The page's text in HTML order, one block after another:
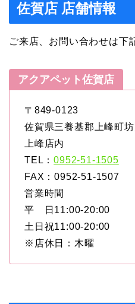
佐賀店 店舗情報
ご来店、お問い合わせは下
アクアペット佐賀店
〒849-0123
佐賀県三養基郡上峰町
上峰店内
TEL：0952-51-1505
FAX：0952-51-1507
営業時間
平 日11:00-20:00
土日祝11:00-20:00
※店休日：木曜